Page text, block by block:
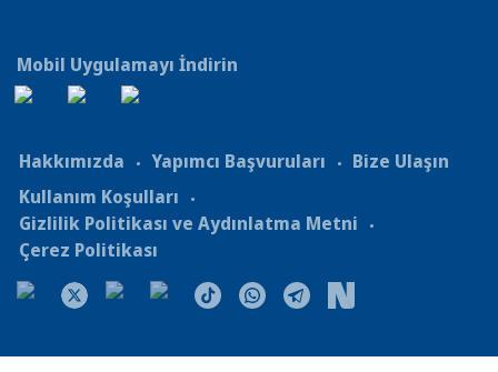
Mobil Uygulamayı İndirin
Hakkımızda Yapımcı Başvuruları
Bize Ulaşın
Kullanım Koşulları
Gizlilik Politikası ve Aydınlatma Metni
Çerez Politikası